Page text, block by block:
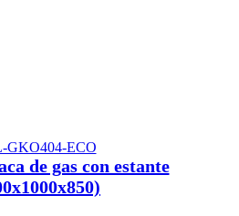
GKO404-ECO
de gas con estante